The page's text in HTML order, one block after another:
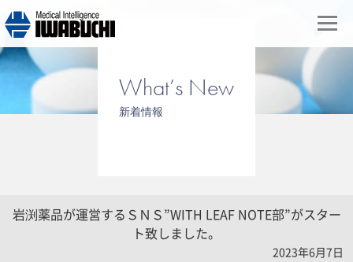
What’s New
新着情報
岩渕薬品が運営するＳＮＳ”WITH LEAF NOTE部”がスター
ト致しました。
2023年6月7日